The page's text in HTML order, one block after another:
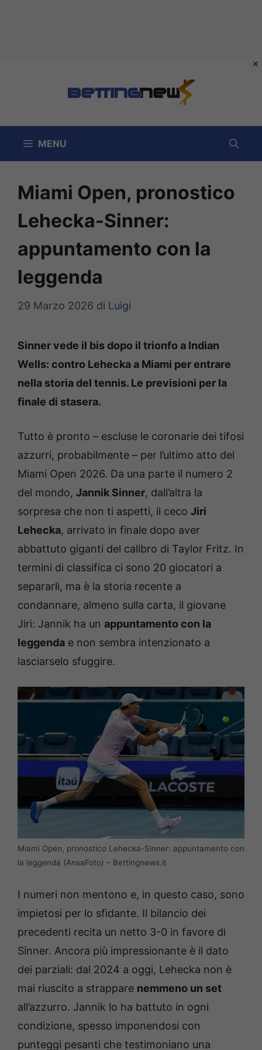
MENU
Miami Open, pronostico
Lehecka-Sinner:
appuntamento con la
leggenda
29 Marzo 2026 di Luigi
Sinner vede il bis dopo il trionfo a Indian
Wells: contro Lehecka a Miami per entrare
nella storia del tennis. Le previsioni per la
finale di stasera.
Tutto è pronto – escluse le coronarie dei tifosi
azzurri, probabilmente – per l’ultimo atto del
Miami Open 2026. Da una parte il numero 2
del mondo, Jannik Sinner, dall’altra la
sorpresa che non ti aspetti, il ceco Jiri
Lehecka, arrivato in finale dopo aver
abbattuto giganti del calibro di Taylor Fritz. In
termini di classifica ci sono 20 giocatori a
separarli, ma è la storia recente a
condannare, almeno sulla carta, il giovane
Jiri: Jannik ha un appuntamento con la
leggenda e non sembra intenzionato a
lasciarselo sfuggire.
Miami Open, pronostico Lehecka-Sinner: appuntamento con
la leggenda (AnsaFoto) – Bettingnews.it
I numeri non mentono e, in questo caso, sono
impietosi per lo sfidante. Il bilancio dei
precedenti recita un netto 3-0 in favore di
Sinner. Ancora più impressionante è il dato
dei parziali: dal 2024 a oggi, Lehecka non è
mai riuscito a strappare nemmeno un set
all’azzurro. Jannik lo ha battuto in ogni
condizione, spesso imponendosi con
punteggi pesanti che testimoniano una